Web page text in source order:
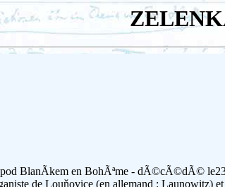
BlanÃ­kem en BohÃªme - dÃ©cÃ©dÃ©
de Louňovice (en allemand : Launowitz)